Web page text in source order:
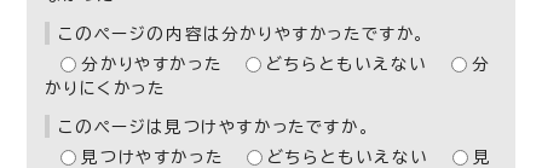
このページの内容は分かりやすかったですか。
分かりやすかった
どちらともいえない
分
かりにくかった
このページは見つけやすかったですか。
見つけやすかった
どちらともいえない
見